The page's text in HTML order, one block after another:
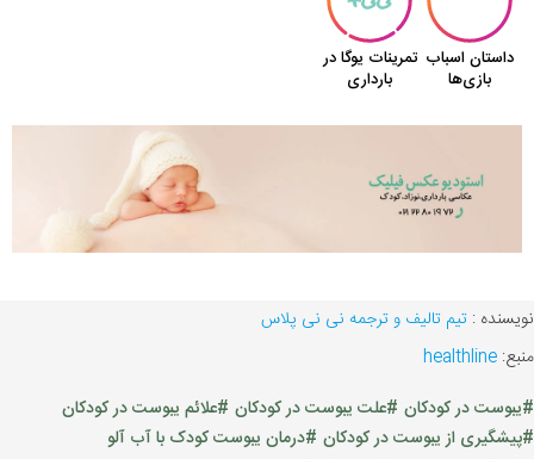
نویسنده : تیم تالیف و ترجمه نی نی پلاس
منبع: healthline
#یبوست در کودکان #علت یبوست در کودکان #علائم یبوست در کودکان
#پیشگیری از یبوست در کودکان #درمان یبوست کودک با آب آلو